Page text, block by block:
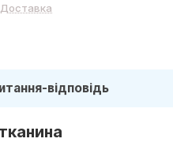
Доставка
відповідь